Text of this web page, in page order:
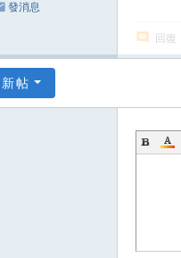
發消息
回復
帖